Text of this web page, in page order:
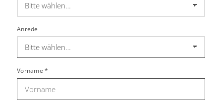
Anrede
Vorname*